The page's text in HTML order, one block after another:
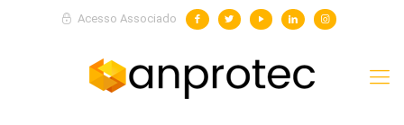
Acesso Associado